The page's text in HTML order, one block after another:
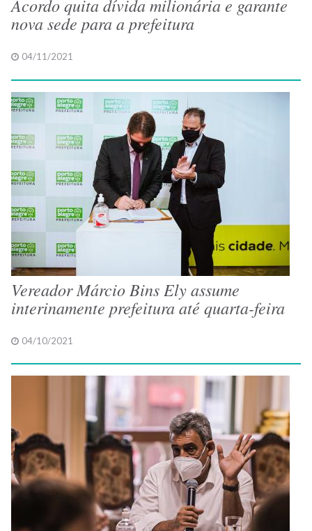
Acordo quita dívida milionária e garante
nova sede para a prefeitura
04/11/2021
Vereador Márcio Bins Ely assume
interinamente prefeitura até quarta-feira
04/10/2021